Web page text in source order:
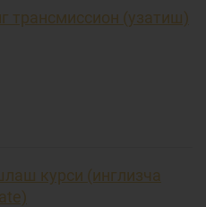
трансмиссион (узатиш)
курси (инглизча